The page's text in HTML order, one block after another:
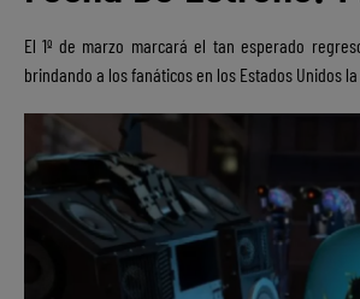
El 1º de marzo marcará el tan esperado
brindando a los fanáticos en los Estados Unidos